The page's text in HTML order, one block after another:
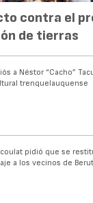
contra el
de tierras
a Néstor “Cacho”
trenquelauquense
pidió que se
a los vecinos de